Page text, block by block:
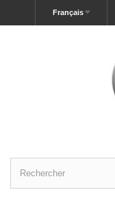
Français